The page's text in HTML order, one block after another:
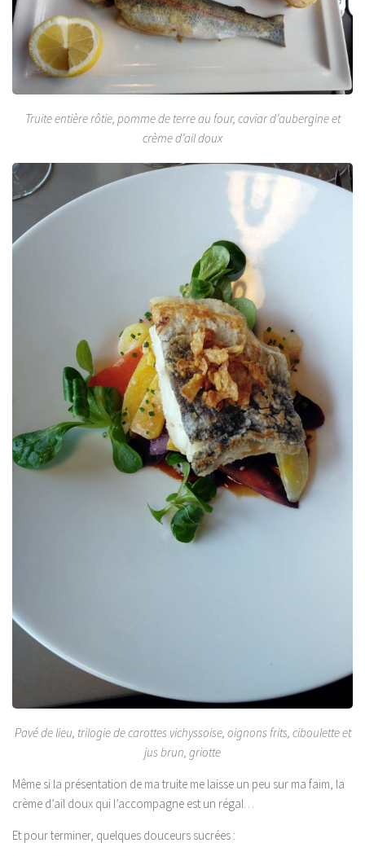
Truite entière rôtie, pomme de terre au four, caviar d’aubergine et
crème d’ail doux
Pavé de lieu, trilogie de carottes vichyssoise, oignons frits, ciboulette et
jus brun, griotte
Même si la présentation de ma truite me laisse un peu sur ma faim, la
crème d’ail doux qui l’accompagne est un régal…
Et pour terminer, quelques douceurs sucrées :